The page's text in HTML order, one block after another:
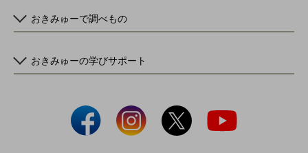
おきみゅーで調べもの
おきみゅーの学びサポート